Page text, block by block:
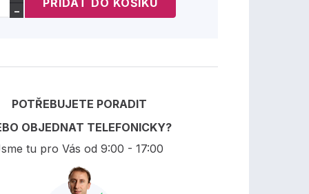
−
POTŘEBUJETE PORADIT
OBJEDNAT TELEFONICKY?
tu pro Vás od 9:00 - 17:00